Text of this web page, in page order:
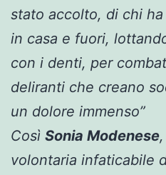
stato accolto, di chi
in casa e fuori,
con i denti, per
deliranti che creano
un dolore immenso”
Così Sonia Modenese
volontaria infaticabile